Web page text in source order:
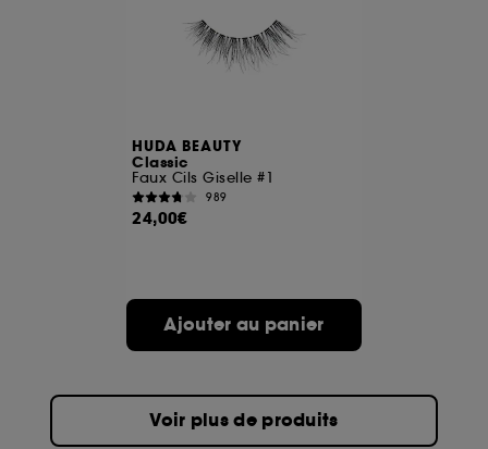
HUDA BEAUTY
Classic
Faux Cils Giselle #1
989
24,00€
Ajouter au panier
Voir plus de produits